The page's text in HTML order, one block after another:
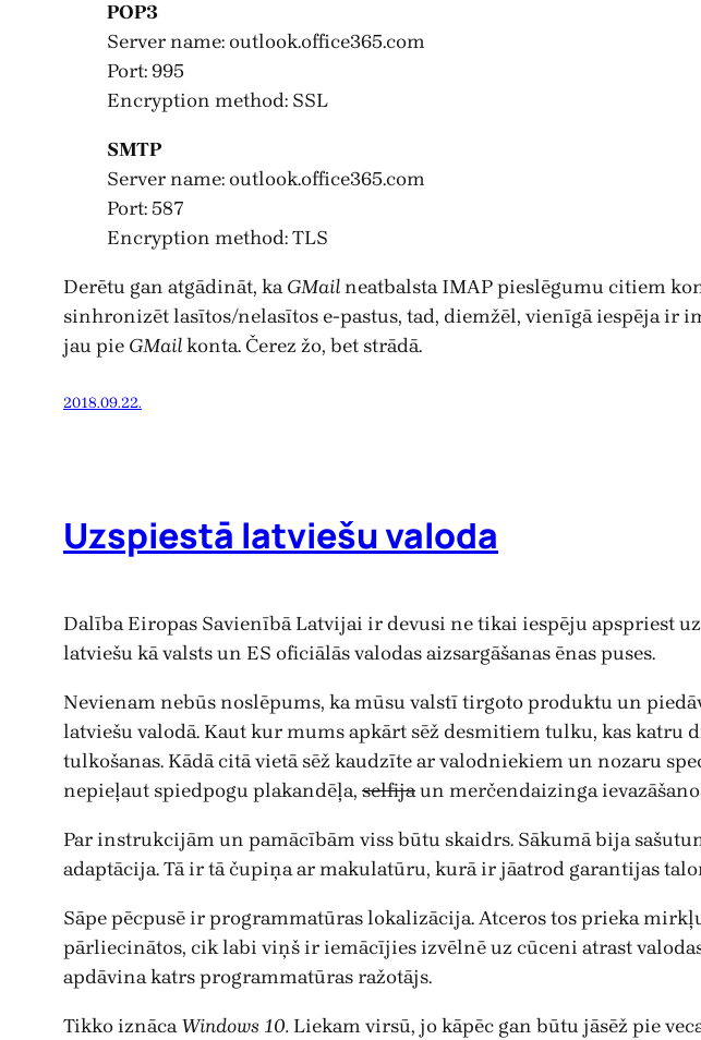
POP3
Server name: outlook.office365.com
Port: 995
Encryption method: SSL
SMTP
Server name: outlook.office365.com
Port: 587
Encryption method: TLS
Derētu gan atgādināt, kaGMailneatbalsta IMAP pieslēgumu citiem
sinhronizēt lasītos/nelasītos e-pastus, tad, diemžēl, vienīgā iespēja ir
jau pie GMailkonta. Čerez žo, bet strādā.
2018.09.22.
Uzspiestā latviešu valoda
Dalība Eiropas Savienībā Latvijai ir devusi ne tikai iespēju apspriest
latviešu kā valsts un ES oficiālās valodas aizsargāšanas ēnas puses.
Nevienam nebūs noslēpums, ka mūsu valstī tirgoto produktu un
latviešu valodā. Kaut kur mums apkārt sēž desmitiem tulku, kas
tulkošanas. Kādā citā vietā sēž kaudzīte ar valodniekiem un nozaru
nepieļaut spiedpogu plakandēļa, selfijaun merčendaizinga
Par instrukcijām un pamācībām viss būtu skaidrs. Sākumā bija
adaptācija. Tā ir tā čupiņa ar makulatūru, kurā ir jāatrod garantijas
Sāpe pēcpusē ir programmatūras lokalizācija. Atceros tos prieka
pārliecinātos, cik labi viņš ir iemācījies izvēlnē uz cūceni atrast
apdāvina katrs programmatūras ražotājs.
Tikko iznācaWindows 10. Liekam virsū, jo kāpēc gan būtu jāsēž pie